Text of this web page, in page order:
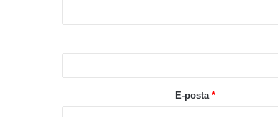
E-posta*